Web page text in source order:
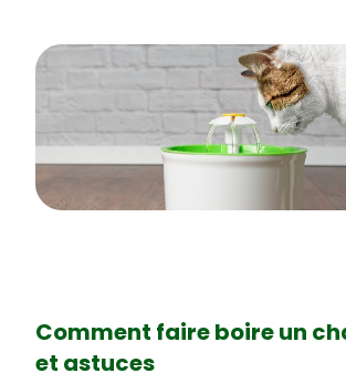
Comment faire boire un
et astuces